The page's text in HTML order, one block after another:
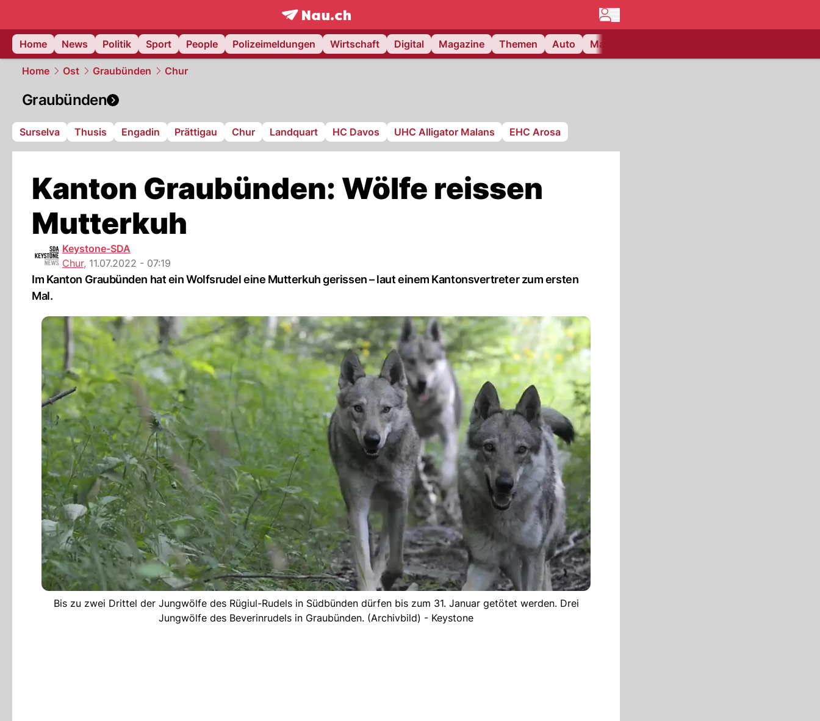
frontpage.NAU.ch
Home
News Politik Sport People Polizeimeldungen Wirtschaft Digital Magazine Themen Auto Matchcenter
Home Ost Graubünden Chur
Graubünden
Surselva Thusis Engadin Prättigau Chur Landquart HC Davos UHC Alligator Malans EHC Arosa
Kanton Graubünden: Wölfe reissen
Mutterkuh
Keystone-SDA
Chur, 11.07.2022 - 07:19
Im Kanton Graubünden hat ein Wolfsrudel eine Mutterkuh gerissen – laut einem Kantonsvertreter zum ersten
Mal.
Bis zu zwei Drittel der Jungwölfe des Rügiul-Rudels in Südbünden dürfen bis zum 31. Januar getötet werden. Drei
Jungwölfe des Beverinrudels in Graubünden. (Archivbild) - Keystone